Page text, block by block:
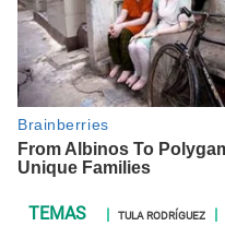
TULA RODRÍGUEZ